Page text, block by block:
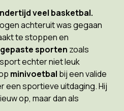
veel basketbal.
achteruit was gegaan
te stoppen en
sporten zoals
echter niet leuk
minivoetbal bij een valide
een sportieve uitdaging. Hij
op, maar dan als